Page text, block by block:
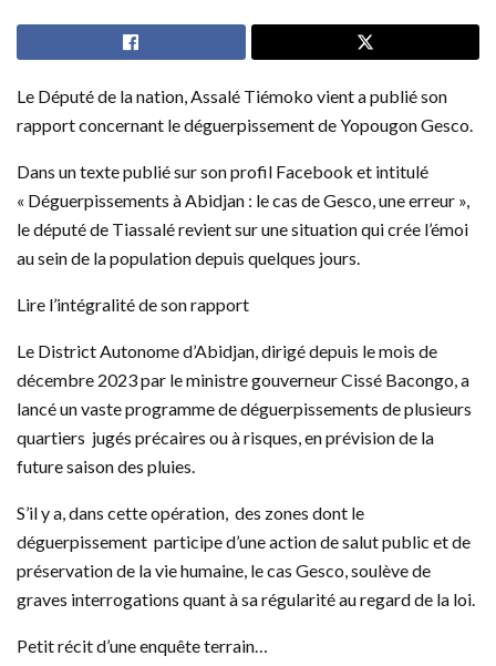
Le Député de la nation, Assalé Tiémoko vient a publié son
rapport concernant le déguerpissement de Yopougon Gesco.
Dans un texte publié sur son profil Facebook et intitulé
« Déguerpissements à Abidjan : le cas de Gesco, une erreur »,
le député de Tiassalé revient sur une situation qui crée l’émoi
au sein de la population depuis quelques jours.
Lire l’intégralité de son rapport
Le District Autonome d’Abidjan, dirigé depuis le mois de
décembre 2023 par le ministre gouverneur Cissé Bacongo, a
lancé un vaste programme de déguerpissements de plusieurs
quartiers jugés précaires ou à risques, en prévision de la
future saison des pluies.
S’il y a, dans cette opération, des zones dont le
déguerpissement participe d’une action de salut public et de
préservation de la vie humaine, le cas Gesco, soulève de
graves interrogations quant à sa régularité au regard de la loi.
Petit récit d’une enquête terrain…